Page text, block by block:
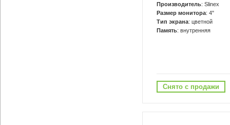
Производитель: Slinex
Размер монитора: 4"
Тип экрана: цветной
Память: внутренняя
Снято с продажи